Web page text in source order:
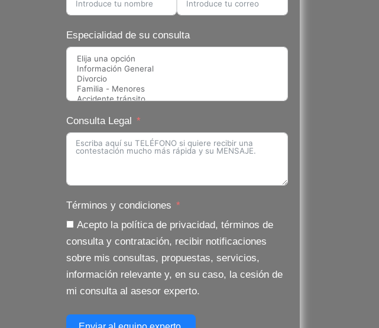
Especialidad de su consulta
Consulta Legal
Términos y condiciones
Acepto la política de privacidad, términos de
consulta y contratación, recibir notificaciones
sobre mis consultas, propuestas, servicios,
información relevante y, en su caso, la cesión de
mi consulta al asesor experto.